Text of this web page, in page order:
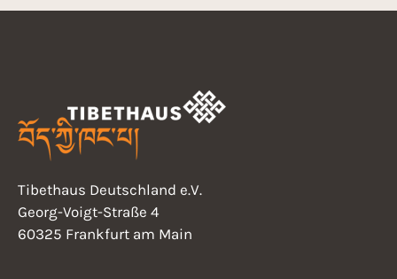
Tibethaus Deutschland e.V.
Georg-Voigt-Straße 4
60325 Frankfurt am Main